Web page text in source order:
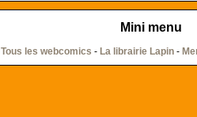
Mini menu
Tous les webcomics - La librairie Lapin-